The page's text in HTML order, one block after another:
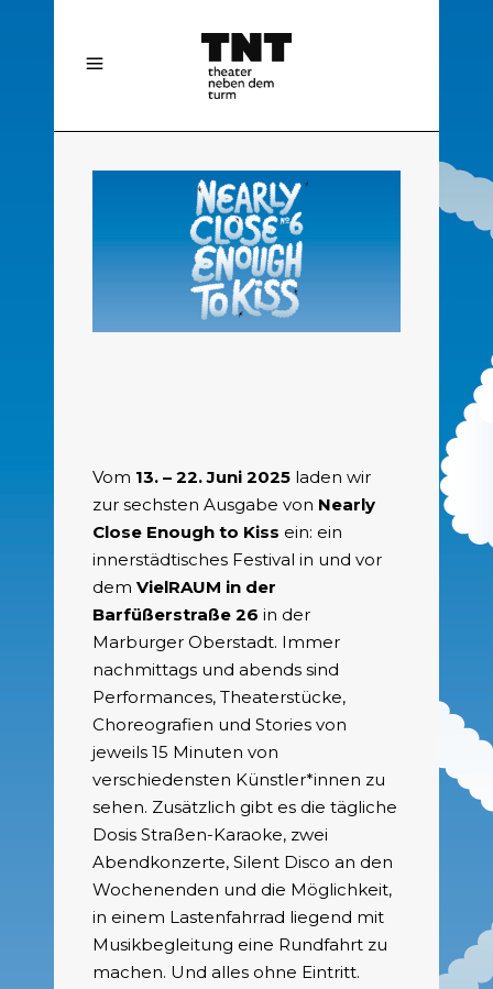
Vom 13. – 22. Juni 2025 laden wir
zur sechsten Ausgabe von Nearly
Close Enough to Kiss ein: ein
innerstädtisches Festival in und vor
dem VielRAUM in der
Barfüßerstraße 26 in der
Marburger Oberstadt. Immer
nachmittags und abends sind
Performances, Theaterstücke,
Choreografien und Stories von
jeweils 15 Minuten von
verschiedensten Künstler*innen zu
sehen. Zusätzlich gibt es die tägliche
Dosis Straßen-Karaoke, zwei
Abendkonzerte, Silent Disco an den
Wochenenden und die Möglichkeit,
in einem Lastenfahrrad liegend mit
Musikbegleitung eine Rundfahrt zu
machen. Und alles ohne Eintritt.